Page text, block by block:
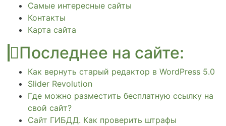
Самые интересные сайты
Контакты
Карта сайта
Последнее на сайте:
Как вернуть старый редактор в WordPress 5.0
Slider Revolution
Где можно разместить бесплатную ссылку на
свой сайт?
Сайт ГИБДД. Как проверить штрафы